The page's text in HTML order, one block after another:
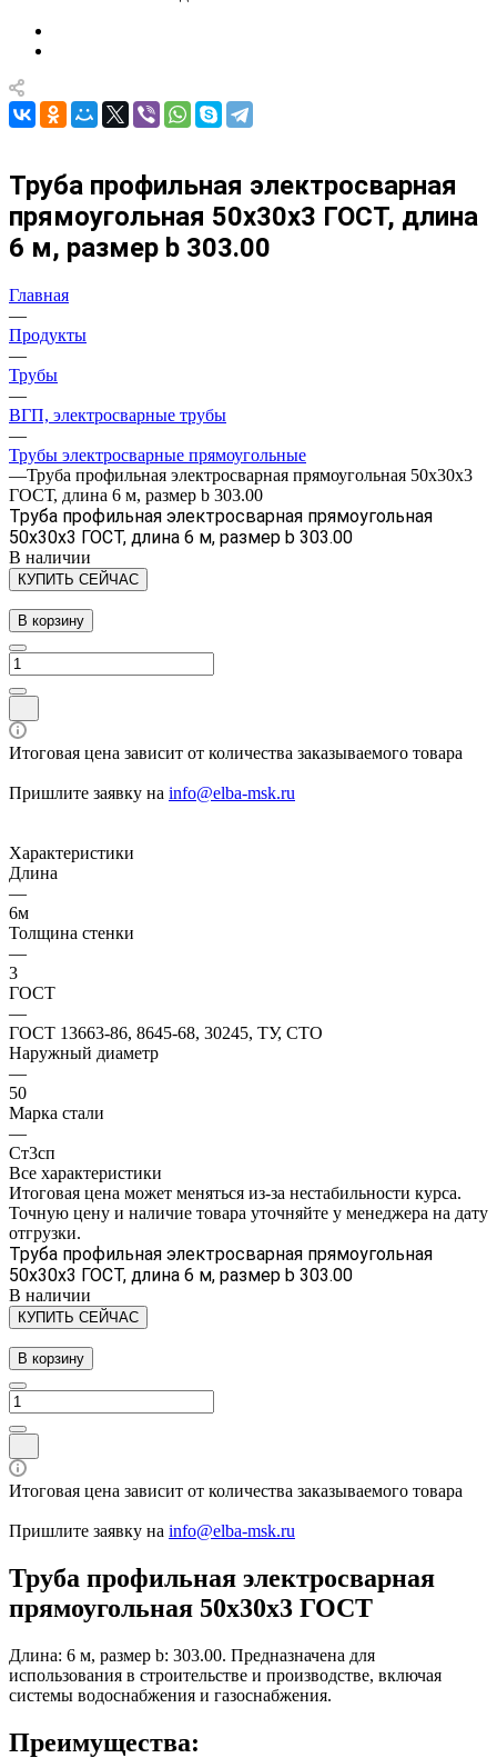
Труба профильная электросварная
прямоугольная 50х30х3 ГОСТ, длина
6 м, размер b 303.00
Главная
—
Продукты
—
Трубы
—
ВГП, электросварные трубы
—
Трубы электросварные прямоугольные
—Труба профильная электросварная прямоугольная 50х30х3
ГОСТ, длина 6 м, размер b 303.00
Труба профильная электросварная прямоугольная
50х30х3 ГОСТ, длина 6 м, размер b 303.00
В наличии
КУПИТЬ СЕЙЧАС
В корзину
Итоговая цена зависит от количества заказываемого товара
Пришлите заявку на info@elba-msk.ru
Характеристики
Длина
—
6м
Толщина стенки
—
3
ГОСТ
—
ГОСТ 13663-86, 8645-68, 30245, ТУ, СТО
Наружный диаметр
—
50
Марка стали
—
Ст3сп
Все характеристики
Итоговая цена может меняться из-за нестабильности курса.
Точную цену и наличие товара уточняйте у менеджера на дату
отгрузки.
Труба профильная электросварная прямоугольная
50х30х3 ГОСТ, длина 6 м, размер b 303.00
В наличии
КУПИТЬ СЕЙЧАС
В корзину
Итоговая цена зависит от количества заказываемого товара
Пришлите заявку на info@elba-msk.ru
Труба профильная электросварная
прямоугольная 50х30х3 ГОСТ
Длина: 6 м, размер b: 303.00. Предназначена для
использования в строительстве и производстве, включая
системы водоснабжения и газоснабжения.
Преимущества: